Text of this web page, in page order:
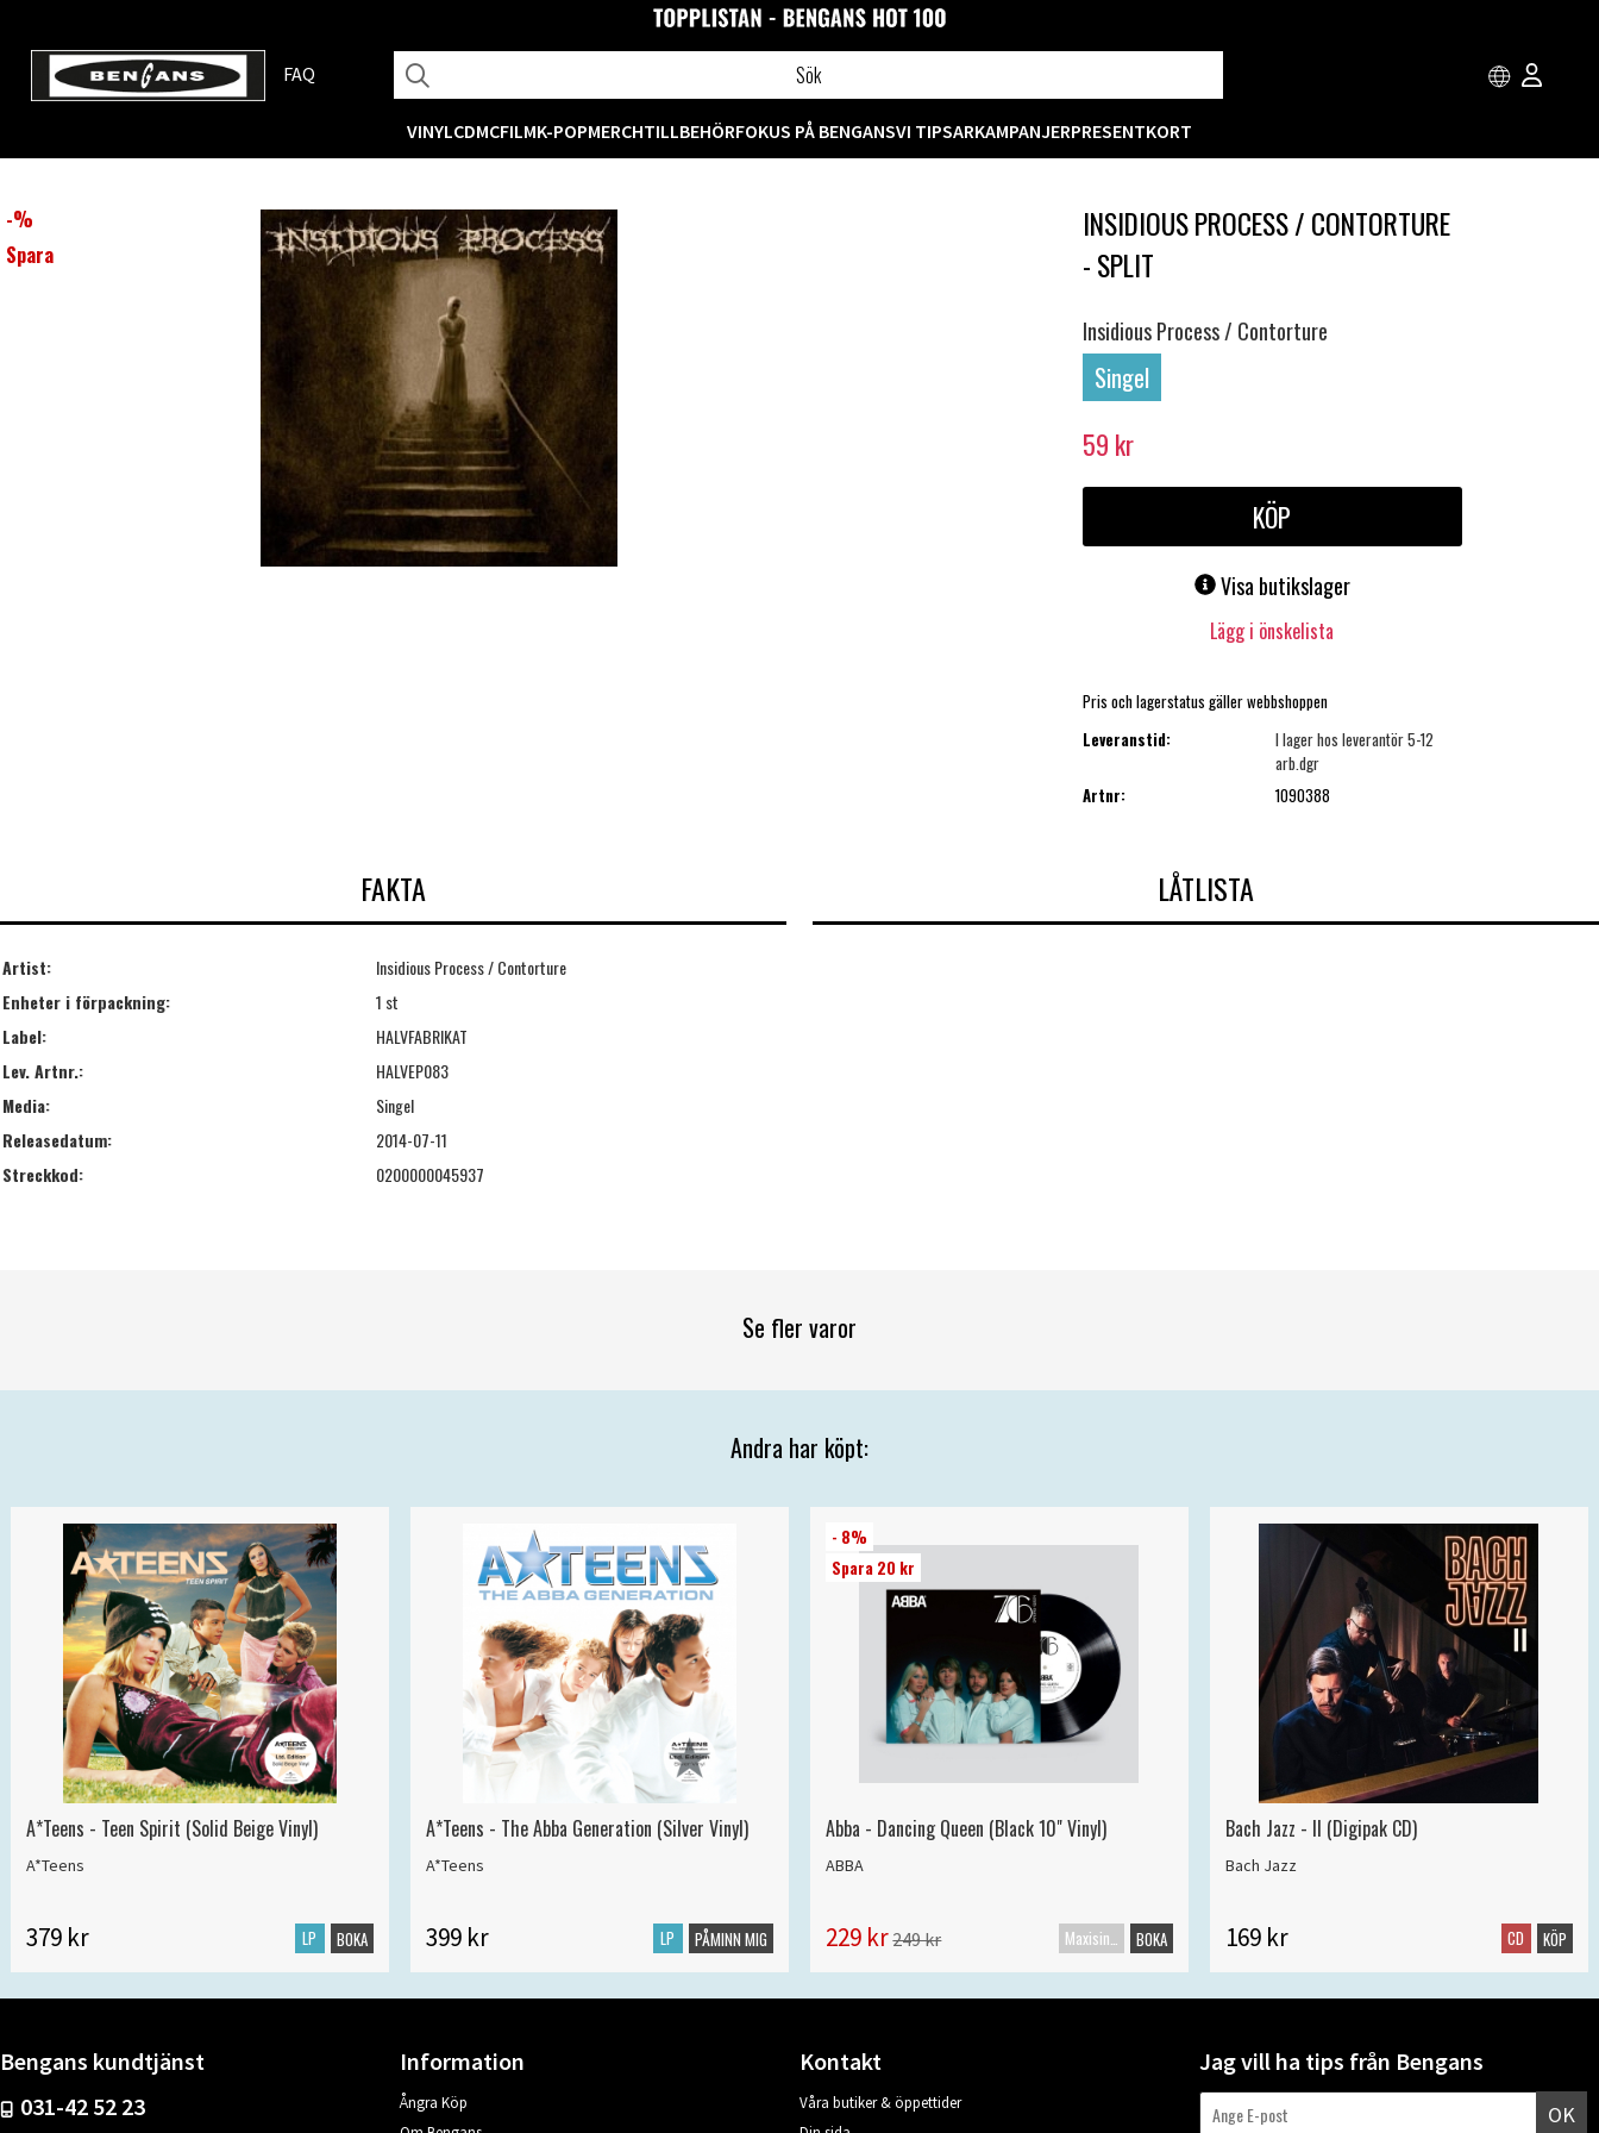
FAQ
VINYLCDMCFILMK-POPMERCHTILLBEHÖRFOKUS PÅ BENGANSVI TIPSARKAMPANJERPRESENTKORT
-%
Spara
INSIDIOUS PROCESS / CONTORTURE
- SPLIT
Insidious Process / Contorture
Singel
59 kr
KÖP
Visa butikslager
Lägg i önskelista
Pris och lagerstatus gäller webbshoppen
Leveranstid:
I lager hos leverantör 5-12
arb.dgr
Artnr:
1090388
FAKTA
Artist:
Insidious Process / Contorture
Enheter i förpackning:
1 st
Label:
HALVFABRIKAT
Lev. Artnr.:
HALVEP083
Media:
Singel
Releasedatum:
2014-07-11
Streckkod:
0200000045937
LÅTLISTA
Se fler varor
Andra har köpt:
A*Teens - Teen Spirit (Solid Beige Vinyl)
A*Teens
379 kr LP BOKA
A*Teens - The Abba Generation (Silver Vinyl)
A*Teens
399 kr LP PÅMINN MIG
- 8%
Spara 20 kr
Abba - Dancing Queen (Black 10" Vinyl)
ABBA
229 kr249 kr Maxisingel BOKA
Bach Jazz - II (Digipak CD)
Bach Jazz
169 kr CD KÖP
Bengans kundtjänst
031-42 52 23
Information
Ångra Köp
Kontakt
Våra butiker & öppettider
Jag vill ha tips från Bengans
OK